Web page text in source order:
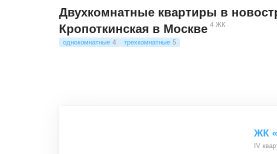
Двухкомнатные квартиры в
Кропоткинская в Москве 4 ЖК
однокомнатные 4 трехкомнатные 5
ЖК
IV